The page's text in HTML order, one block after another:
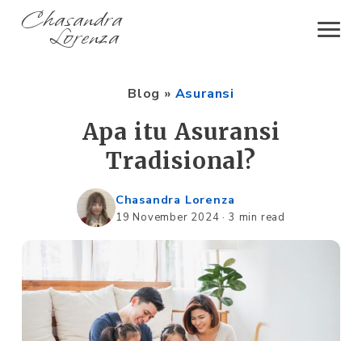
Chasandra
Lorenza
Blog » Asuransi
Apa itu Asuransi
Tradisional?
Chasandra Lorenza
19 November 2024 · 3 min read